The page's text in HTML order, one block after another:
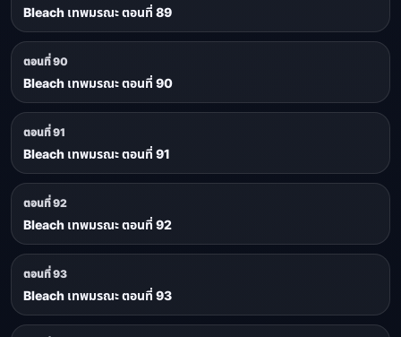
Bleach เทพมรณะ ตอนที่ 89
ตอนที่ 90
Bleach เทพมรณะ ตอนที่ 90
ตอนที่ 91
Bleach เทพมรณะ ตอนที่ 91
ตอนที่ 92
Bleach เทพมรณะ ตอนที่ 92
ตอนที่ 93
Bleach เทพมรณะ ตอนที่ 93